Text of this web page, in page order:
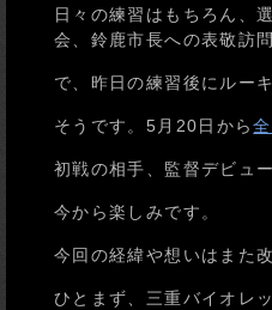
日々の練習はもちろん、
会、鈴鹿市長への表敬訪
で、昨日の練習後にルー
そうです。5月20日から
初戦の相手、監督デビュ
今から楽しみです。
今回の経緯や想いはまた
ひとまず、三重バイオレ